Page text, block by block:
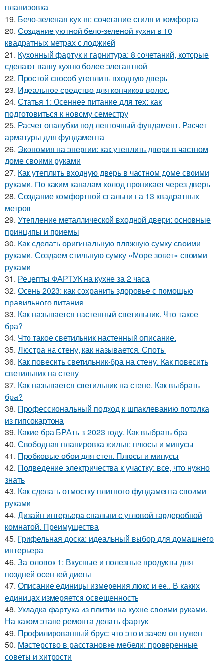
планировка
19. Бело-зеленая кухня: сочетание стиля и комфорта
20. Создание уютной бело-зеленой кухни в 10
квадратных метрах с лоджией
21. Кухонный фартук и гарнитура: 8 сочетаний, которые
сделают вашу кухню более элегантной
22. Простой способ утеплить входную дверь
23. Идеальное средство для кончиков волос.
24. Статья 1: Осеннее питание для тех: как
подготовиться к новому семестру
25. Расчет опалубки под ленточный фундамент. Расчет
арматуры для фундамента
26. Экономия на энергии: как утеплить двери в частном
доме своими руками
27. Как утеплить входную дверь в частном доме своими
руками. По каким каналам холод проникает через дверь
28. Создание комфортной спальни на 13 квадратных
метров
29. Утепление металлической входной двери: основные
принципы и приемы
30. Как сделать оригинальную пляжную сумку своими
руками. Создаем стильную сумку «Море зовет» своими
руками
31. Рецепты ФАРТУК на кухне за 2 часа
32. Осень 2023: как сохранить здоровье с помощью
правильного питания
33. Как называется настенный светильник. Что такое
бра?
34. Что такое светильник настенный описание.
35. Люстра на стену, как называется. Споты
36. Как повесить светильник-бра на стену. Как повесить
светильник на стену
37. Как называется светильник на стене. Как выбрать
бра?
38. Профессиональный подход к шпаклеванию потолка
из гипсокартона
39. Какие бра БРАть в 2023 году. Как выбрать бра
40. Свободная планировка жилья: плюсы и минусы
41. Пробковые обои для стен. Плюсы и минусы
42. Подведение электричества к участку: все, что нужно
знать
43. Как сделать отмостку плитного фундамента своими
руками
44. Дизайн интерьера спальни с угловой гардеробной
комнатой. Преимущества
45. Грифельная доска: идеальный выбор для домашнего
интерьера
46. Заголовок 1: Вкусные и полезные продукты для
поздней осенней диеты
47. Описание единицы измерения люкс и ее.. В каких
единицах измеряется освещенность
48. Укладка фартука из плитки на кухне своими руками.
На каком этапе ремонта делать фартук
49. Профилированный брус: что это и зачем он нужен
50. Мастерство в расстановке мебели: проверенные
советы и хитрости